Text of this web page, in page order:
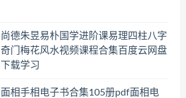
尚德朱昱易朴国学进阶课易理四柱八字
奇门梅花风水视频课程合集百度云网盘
下载学习
面相手相电子书合集105册pdf面相电